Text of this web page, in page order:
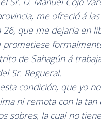
me ofreció á
26, que me dejaria en
prometiese
de Sahagún á
Sr. Regueral.
condición, que yo
ni remota con la tan
sobres, la cual no